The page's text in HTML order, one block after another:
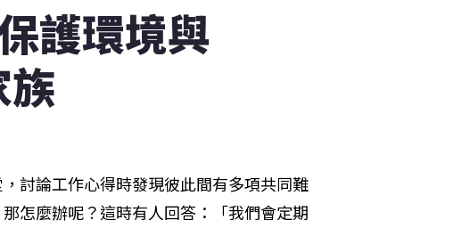
護環境與
討論工作心得時發現彼此間有多項共同難
怎麼辦呢？這時有人回答：「我們會定期